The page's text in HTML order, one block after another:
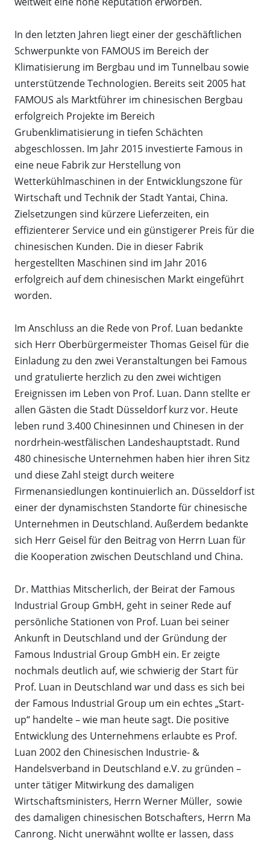
In den letzten Jahren liegt einer der geschäftlichen
Schwerpunkte von FAMOUS im Bereich der
Klimatisierung im Bergbau und im Tunnelbau sowie
unterstützende Technologien. Bereits seit 2005 hat
FAMOUS als Marktführer im chinesischen Bergbau
erfolgreich Projekte im Bereich
Grubenklimatisierung in tiefen Schächten
abgeschlossen. Im Jahr 2015 investierte Famous in
eine neue Fabrik zur Herstellung von
Wetterkühlmaschinen in der Entwicklungszone für
Wirtschaft und Technik der Stadt Yantai, China.
Zielsetzungen sind kürzere Lieferzeiten, ein
effizienterer Service und ein günstigerer Preis für die
chinesischen Kunden. Die in dieser Fabrik
hergestellten Maschinen sind im Jahr 2016
erfolgreich auf dem chinesischen Markt eingeführt
worden.
Im Anschluss an die Rede von Prof. Luan bedankte
sich Herr Oberbürgermeister Thomas Geisel für die
Einladung zu den zwei Veranstaltungen bei Famous
und gratulierte herzlich zu den zwei wichtigen
Ereignissen im Leben von Prof. Luan. Dann stellte er
allen Gästen die Stadt Düsseldorf kurz vor. Heute
leben rund 3.400 Chinesinnen und Chinesen in der
nordrhein-westfälischen Landeshauptstadt. Rund
480 chinesische Unternehmen haben hier ihren Sitz
und diese Zahl steigt durch weitere
Firmenansiedlungen kontinuierlich an. Düsseldorf ist
einer der dynamischsten Standorte für chinesische
Unternehmen in Deutschland. Außerdem bedankte
sich Herr Geisel für den Beitrag von Herrn Luan für
die Kooperation zwischen Deutschland und China.
Dr. Matthias Mitscherlich, der Beirat der Famous
Industrial Group GmbH, geht in seiner Rede auf
persönliche Stationen von Prof. Luan bei seiner
Ankunft in Deutschland und der Gründung der
Famous Industrial Group GmbH ein. Er zeigte
nochmals deutlich auf, wie schwierig der Start für
Prof. Luan in Deutschland war und dass es sich bei
der Famous Industrial Group um ein echtes „Start-
up“ handelte – wie man heute sagt. Die positive
Entwicklung des Unternehmens erlaubte es Prof.
Luan 2002 den Chinesischen Industrie- &
Handelsverband in Deutschland e.V. zu gründen –
unter tätiger Mitwirkung des damaligen
Wirtschaftsministers, Herrn Werner Müller, sowie
des damaligen chinesischen Botschafters, Herrn Ma
Canrong. Nicht unerwähnt wollte er lassen, dass